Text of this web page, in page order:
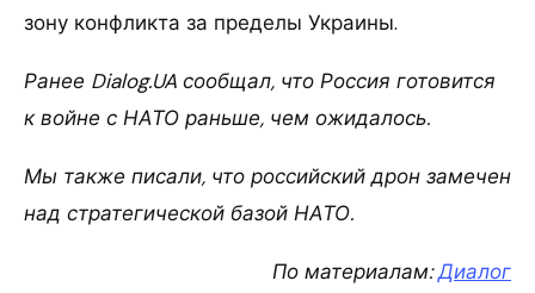
зону конфликта за пределы Украины.
Ранее Dialog.UA сообщал, что Россия готовится
к войне с НАТО раньше, чем ожидалось.
Мы также писали, что российский дрон замечен
над стратегической базой НАТО.
По материалам:Диалог